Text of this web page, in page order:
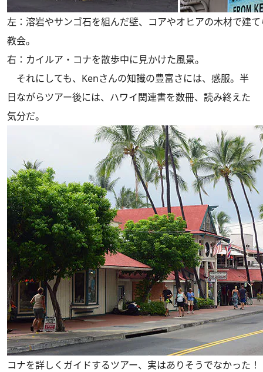
左：溶岩やサンゴ石を組んだ壁、コアやオヒアの木材で建
教会。
右：カイルア・コナを散歩中に見かけた風景。
それにしても、Kenさんの知識の豊富さには、感服。半
日ながらツアー後には、ハワイ関連書を数冊、読み終えた
気分だ。
コナを詳しくガイドするツアー、実はありそうでなかった！